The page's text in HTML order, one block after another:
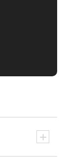
+